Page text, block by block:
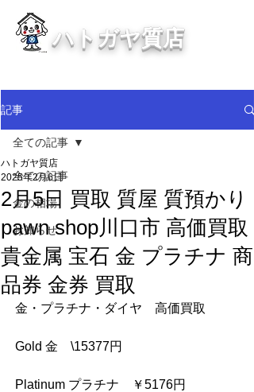
ハトガヤ質店
記事
全ての記事
金の相場
お知らせ
全ての記事
2月5日 買取 質屋 質預かり
pawn shop川口市 高価買取
貴金属 宝石 金 プラチナ 商
品券 金券 買取
ハトガヤ質店
2025年2月6日
金・プラチナ・ダイヤ　高価買取
Gold 金　\15377円
Platinum プラチナ　￥5176円